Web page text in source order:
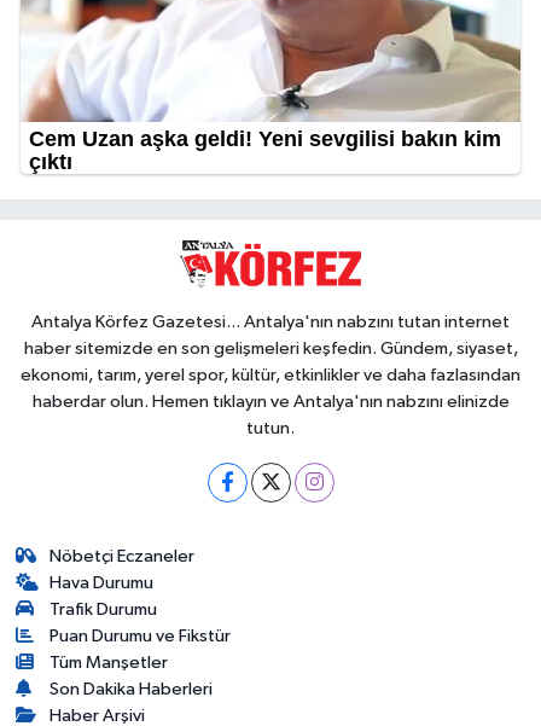
Antalya Körfez Gazetesi... Antalya'nın nabzını tutan internet
haber sitemizde en son gelişmeleri keşfedin. Gündem, siyaset,
ekonomi, tarım, yerel spor, kültür, etkinlikler ve daha fazlasından
haberdar olun. Hemen tıklayın ve Antalya'nın nabzını elinizde
tutun.
Nöbetçi Eczaneler
Hava Durumu
Trafik Durumu
Puan Durumu ve Fikstür
Tüm Manşetler
Son Dakika Haberleri
Haber Arşivi